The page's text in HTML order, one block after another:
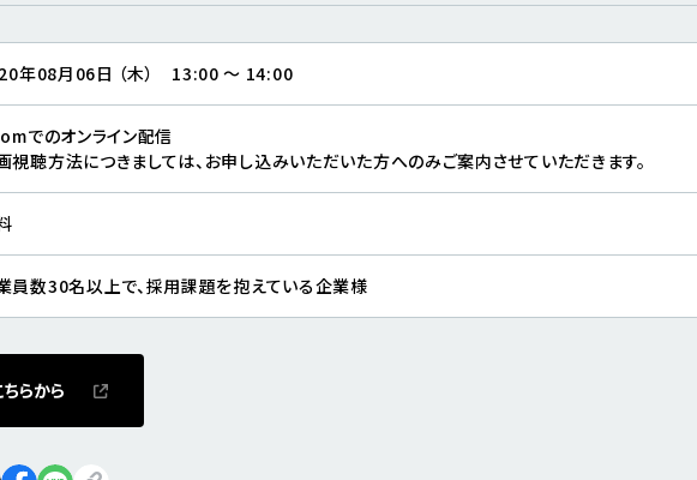
年08月06日 （木） 13:00 ～ 14:00
でのオンライン配信
視聴方法につきましては、お申し込みいただいた方へのみご案内させていただきます。
員数30名以上で、採用課題を抱えている企業様
らから